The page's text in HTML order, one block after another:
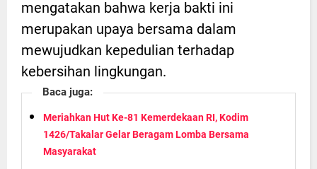
mengatakan bahwa kerja bakti ini
merupakan upaya bersama dalam
mewujudkan kepedulian terhadap
kebersihan lingkungan.
Baca juga:
Meriahkan Hut Ke-81 Kemerdekaan RI, Kodim
1426/Takalar Gelar Beragam Lomba Bersama
Masyarakat